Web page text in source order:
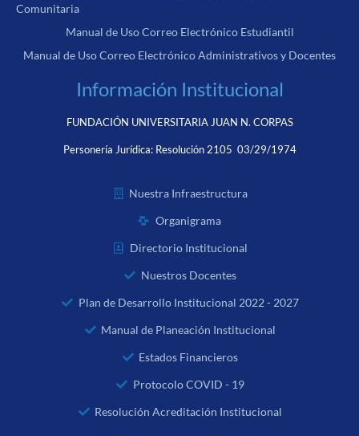
Comunitaria
Manual de Uso Correo Electrónico Estudiantil
Manual de Uso Correo Electrónico Administrativos y Docentes
Información Institucional
FUNDACIÓN UNIVERSITARIA JUAN N. CORPAS
Personería Jurídica: Resolución 2105 03/29/1974
Nuestra Infraestructura
Organigrama
Directorio Institucional
Nuestros Docentes
Plan de Desarrollo Institucional 2022 - 2027
Manual de Planeación Institucional
Estados Financieros
Protocolo COVID - 19
Resolución Acreditación Institucional